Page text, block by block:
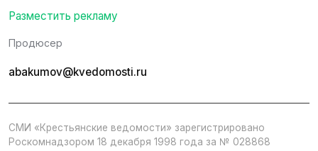
Разместить рекламу
Продюсер
abakumov@kvedomosti.ru
СМИ «Крестьянские ведомости» зарегистрировано
Роскомнадзором 18 декабря 1998 года за № 028868